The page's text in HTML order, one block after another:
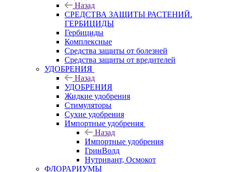
Назад
СРЕДСТВА ЗАЩИТЫ РАСТЕНИЙ.
ГЕРБИЦИДЫ
Гербициды
Комплексные
Средства защиты от болезней
Средства защиты от вредителей
УДОБРЕНИЯ
Назад
УДОБРЕНИЯ
Жидкие удобрения
Стимуляторы
Сухие удобрения
Импортные удобрения
Назад
Импортные удобрения
ГринВолд
Нутривант, Осмокот
ФЛОРАРИУМЫ